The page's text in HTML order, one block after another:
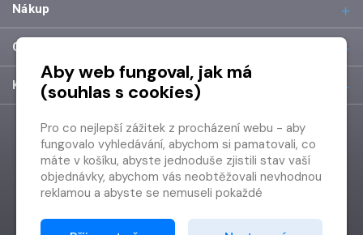
Nákup
O společnosti
Kontakt
Aby web fungoval, jak má
(souhlas s cookies)
Pro co nejlepší zážitek z procházení webu - aby
fungovalo vyhledávání, abychom si pamatovali, co
máte v košíku, abyste jednoduše zjistili stav vaší
objednávky, abychom vás neobtěžovali nevhodnou
reklamou a abyste se nemuseli pokaždé